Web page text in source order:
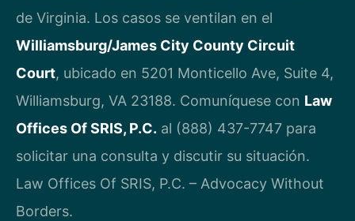
de Virginia. Los casos se ventilan en el
Williamsburg/James City County Circuit
Court, ubicado en 5201 Monticello Ave, Suite 4,
Williamsburg, VA 23188. Comuníquese con Law
Offices Of SRIS, P.C. al (888) 437-7747 para
solicitar una consulta y discutir su situación.
Law Offices Of SRIS, P.C. – Advocacy Without
Borders.